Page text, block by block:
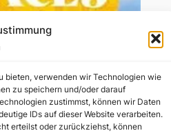
bieten, verwenden wir Technologien wie
zu speichern und/oder darauf
zustimmst, können wir Daten
IDs auf dieser Website verarbeiten.
erteilst oder zurückziehst, können